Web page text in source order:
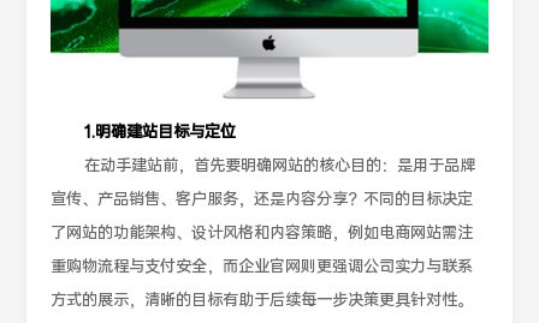
1.明确建站目标与定位
在动手建站前，首先要明确网站的核心目的：是用于品牌
宣传、产品销售、客户服务，还是内容分享？不同的目标决定
了网站的功能架构、设计风格和内容策略，例如电商网站需注
重购物流程与支付安全，而企业官网则更强调公司实力与联系
方式的展示，清晰的目标有助于后续每一步决策更具针对性。